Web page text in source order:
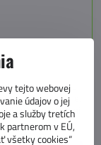
materiálu
zvyšuje súkromie.
s markízami
tejto webovej
údajov o jej
a služby tretích
partnerom v EÚ,
všetky cookies“